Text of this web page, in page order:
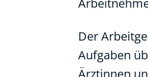
Der
Aufgaben
Ärztinnen